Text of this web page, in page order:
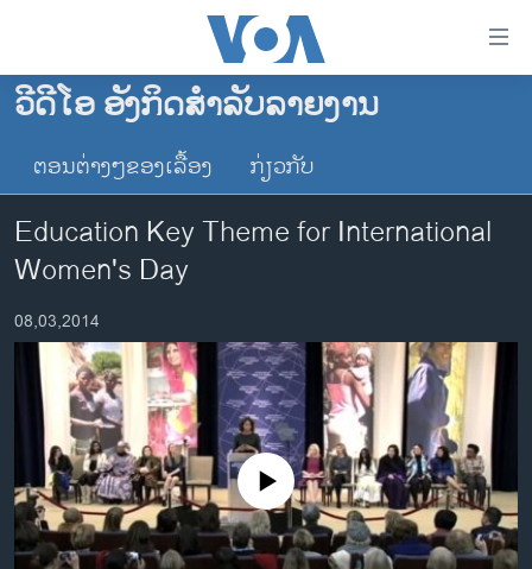
ເຂົ້າ
ຂ້າມ
ຂ້າມ
ໄປ
ຫາ
ຊອກ
ຄົ້ນ
ໂຮມເພຈ
ລາວ
ການເລືອກຕັ້ງ ປະທານາທີບໍດີ ສະຫະລັດ 2024
ໂລກ
ເອເຊຍ
ອິດສະຫຼະພາບດ້ານການຂ່າວ
ຊີວິດຊາວລາວ
ຊຸມຊົນຊາວລາວ
ວິທະຍາສາດ-ເທັກໂນໂລຈີ
ວີດີໂອ ອັງກິດສຳລັບລາຍງານ
ຕອນຕ່າງໆຂອງເລື້ອງ ກ່ຽວກັບ
Education Key Theme for International
Women's Day
08,03,2014
No media source currently available